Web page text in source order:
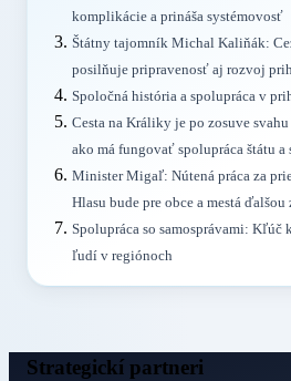
komplikácie a prináša systémovosť
Štátny tajomník Michal Kaliňák:
posilňuje pripravenosť aj rozvoj
Spoločná história a spolupráca v
Cesta na Králiky je po zosuve
ako má fungovať spolupráca štátu a
Minister Migaľ: Nútená práca za
Hlasu bude pre obce a mestá ďalšou
Spolupráca so samosprávami: Kľúč
ľudí v regiónoch
Strategickí partneri